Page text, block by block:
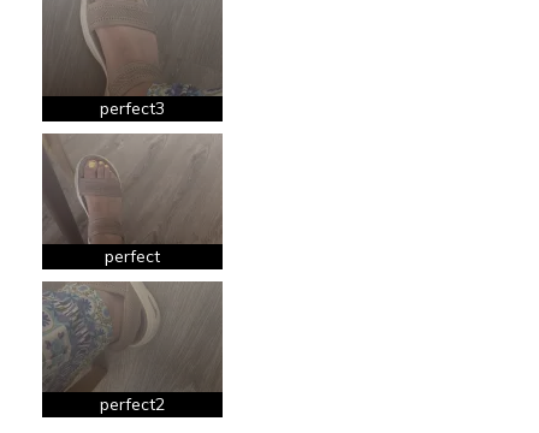
Breathe Well
Comfortable
Migliori Utilizzi:
Casual Wear
Long Walks
Travel
Width
Sizing
View On Shoes
perfect3
perfect
perfect2